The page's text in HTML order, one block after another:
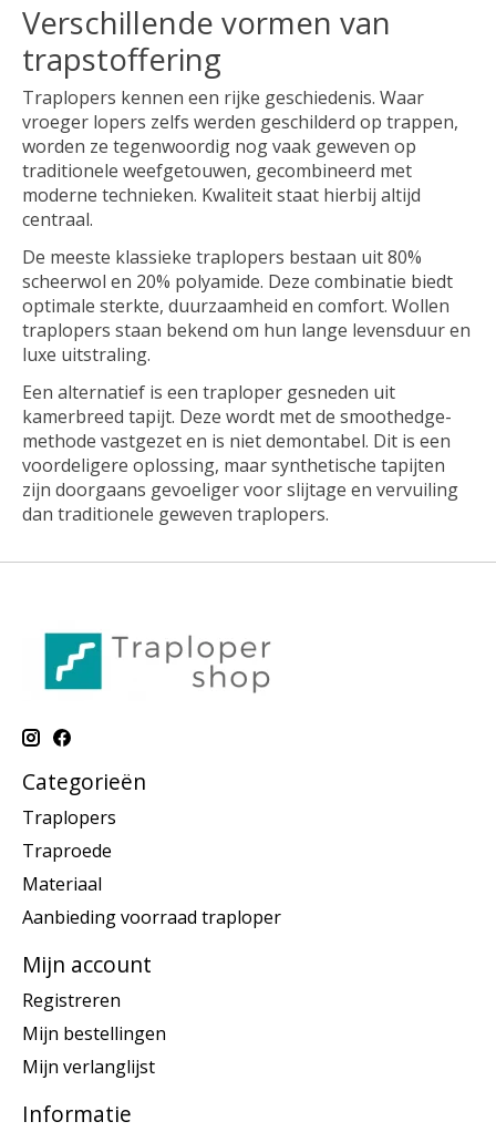
Verschillende vormen van
trapstoffering
Traplopers kennen een rijke geschiedenis. Waar
vroeger lopers zelfs werden geschilderd op trappen,
worden ze tegenwoordig nog vaak geweven op
traditionele weefgetouwen, gecombineerd met
moderne technieken. Kwaliteit staat hierbij altijd
centraal.
De meeste klassieke traplopers bestaan uit 80%
scheerwol en 20% polyamide. Deze combinatie biedt
optimale sterkte, duurzaamheid en comfort. Wollen
traplopers staan bekend om hun lange levensduur en
luxe uitstraling.
Een alternatief is een traploper gesneden uit
kamerbreed tapijt. Deze wordt met de smoothedge-
methode vastgezet en is niet demontabel. Dit is een
voordeligere oplossing, maar synthetische tapijten
zijn doorgaans gevoeliger voor slijtage en vervuiling
dan traditionele geweven traplopers.
Categorieën
Traplopers
Traproede
Materiaal
Aanbieding voorraad traploper
Mijn account
Registreren
Mijn bestellingen
Mijn verlanglijst
Informatie